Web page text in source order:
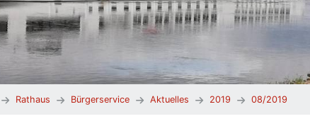
Rathaus Bürgerservice Aktuelles 2019 08/2019